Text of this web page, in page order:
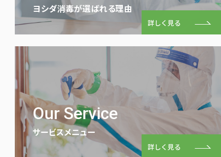
ヨシダ消毒が選ばれる理由
詳しく見る
Our Service
サービスメニュー
詳しく見る